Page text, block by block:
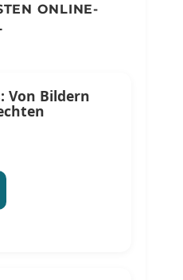
ONLINE-
Von Bildern